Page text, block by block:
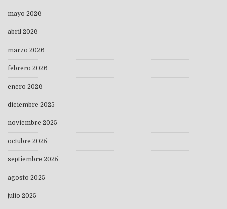
mayo 2026
abril 2026
marzo 2026
febrero 2026
enero 2026
diciembre 2025
noviembre 2025
octubre 2025
septiembre 2025
agosto 2025
julio 2025